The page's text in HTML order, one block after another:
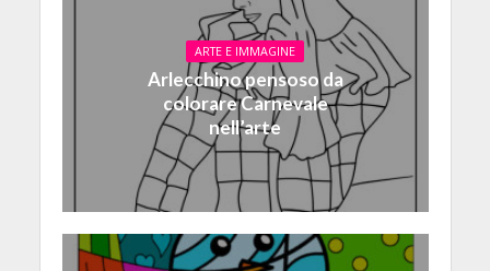
ARTE E IMMAGINE
Arlecchino pensoso da
colorare Carnevale
nell’arte